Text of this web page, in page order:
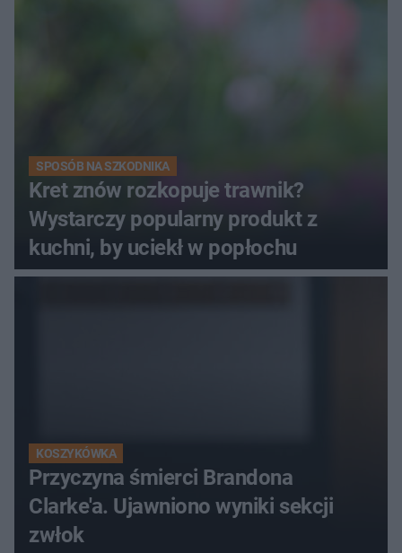
SPOSÓB NA SZKODNIKA
Kret znów rozkopuje trawnik?
Wystarczy popularny produkt z
kuchni, by uciekł w popłochu
KOSZYKÓWKA
Przyczyna śmierci Brandona
Clarke'a. Ujawniono wyniki sekcji
zwłok